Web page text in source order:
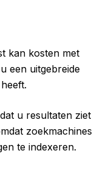
kan kosten met
een uitgebreide
u resultaten ziet
zoekmachines
te indexeren.